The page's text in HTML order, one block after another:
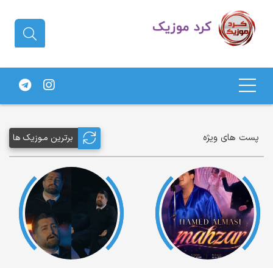
های کردی
پست های ویژه برترین مـوزیک ها